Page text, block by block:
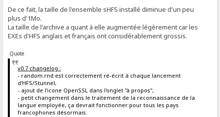
De ce fait, la taille de l'ensemble sHFS installé diminue d'un peu
plus d'1Mo.
La taille de l'archive a quant à elle augmentée légèrement car les
EXEs d'HFS anglais et français ont considérablement grossis.
Quote
v0.7 changelog :
- random.rnd est correctement ré-écrit à chaque lancement
d'HFS/Stunnel,
- ajout de l'icone OpenSSL dans l'onglet "à propos",
- petit changement dans le traitement de la reconnaissance de la
langue employée, ça devrait fonctionner pour tous les pays
francophones désormais.